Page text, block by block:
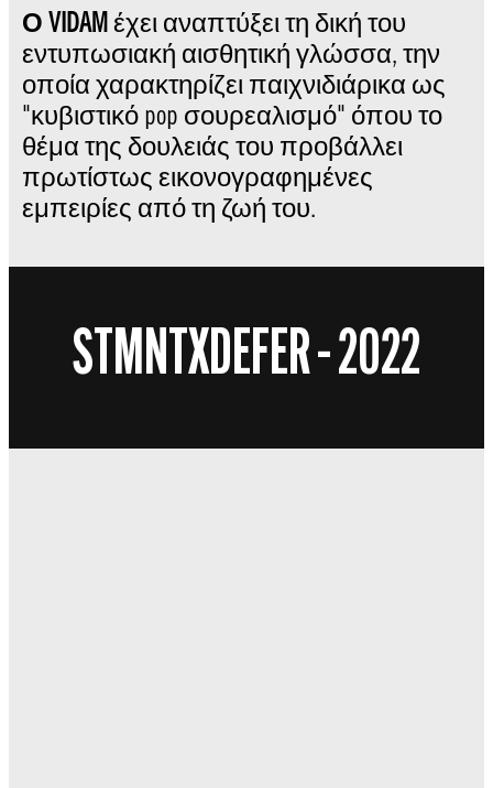
Ο VIDAMέχει αναπτύξει τη δική του
εντυπωσιακή αισθητική γλώσσα, την
οποία χαρακτηρίζει παιχνιδιάρικα ως
"κυβιστικό pop σουρεαλισμό" όπου το
θέμα της δουλειάς του προβάλλει
πρωτίστως εικονογραφημένες
εμπειρίες από τη ζωή του.
STMNTXDEFER – 2022